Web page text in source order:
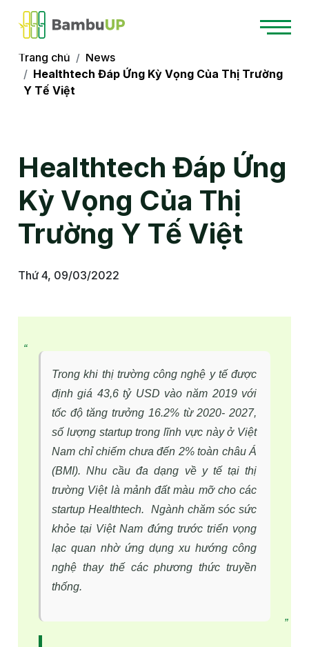
Trang chủ
News
Healthtech Đáp Ứng Kỳ Vọng Của Thị Trường
Y Tế Việt
Healthtech Đáp Ứng
Kỳ Vọng Của Thị
Trường Y Tế Việt
Thứ 4, 09/03/2022
Trong khi thị trường công nghệ y tế được
định giá 43,6 tỷ USD vào năm 2019 với
tốc độ tăng trưởng 16.2% từ 2020- 2027,
số lượng startup trong lĩnh vực này ở Việt
Nam chỉ chiếm chưa đến 2% toàn châu Á
(BMI). Nhu cầu đa dạng về y tế tại thị
trường Việt là mảnh đất màu mỡ cho các
startup Healthtech. Ngành chăm sóc sức
khỏe tại Việt Nam đứng trước triển vọng
lạc quan nhờ ứng dụng xu hướng công
nghệ thay thế các phương thức truyền
thống.